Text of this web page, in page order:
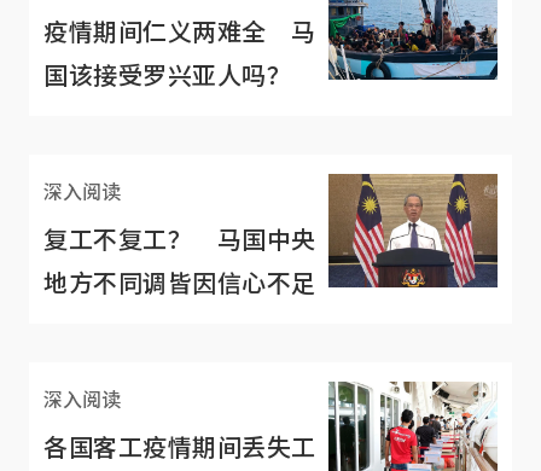
疫情期间仁义两难全 马
国该接受罗兴亚人吗？
深入阅读
复工不复工？ 马国中央
地方不同调皆因信心不足
深入阅读
各国客工疫情期间丢失工